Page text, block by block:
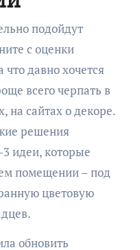
подойдут
с оценки
что давно хочется
всего черпать в
на сайтах о декоре.
решения
идеи, которые
помещении – под
цветовую
обновить